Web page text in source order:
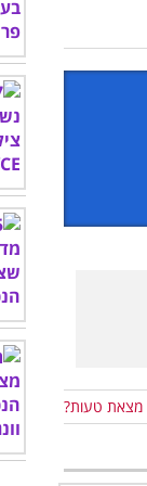
מצאת טעות?